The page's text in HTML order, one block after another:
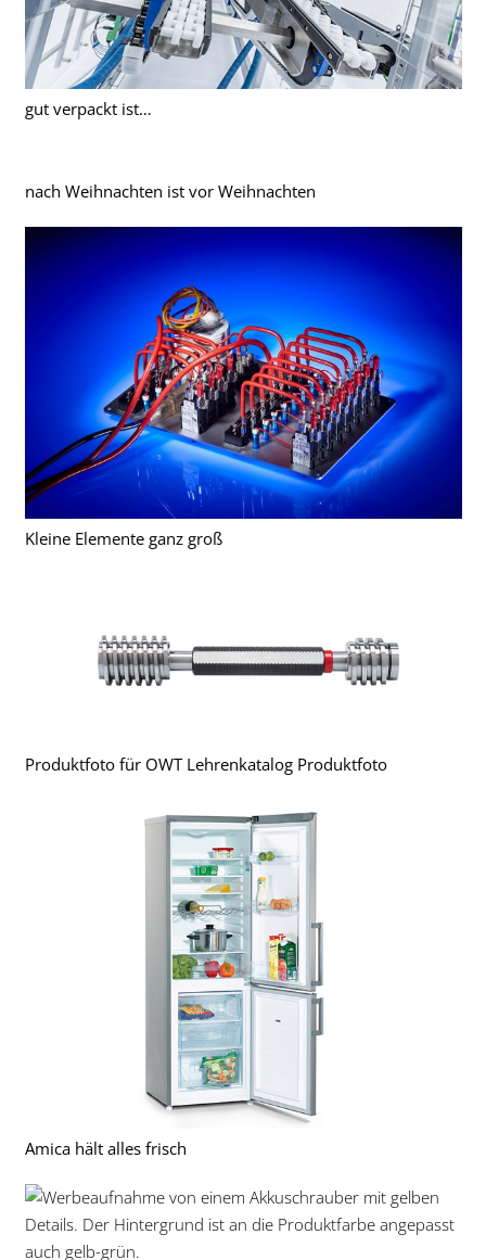
gut verpackt ist…
nach Weihnachten ist vor Weihnachten
Kleine Elemente ganz groß
Produktfoto für OWT Lehrenkatalog Produktfoto
Amica hält alles frisch